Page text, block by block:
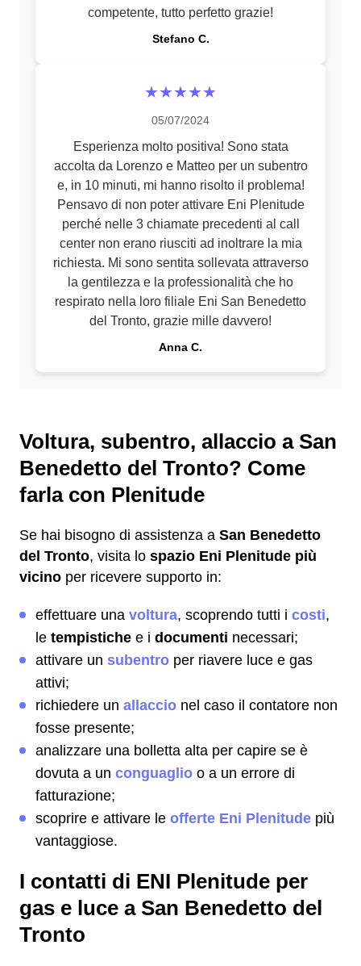
competente, tutto perfetto grazie!
Stefano C.
★★★★★
05/07/2024
Esperienza molto positiva! Sono stata
accolta da Lorenzo e Matteo per un subentro
e, in 10 minuti, mi hanno risolto il problema!
Pensavo di non poter attivare Eni Plenitude
perché nelle 3 chiamate precedenti al call
center non erano riusciti ad inoltrare la mia
richiesta. Mi sono sentita sollevata attraverso
la gentilezza e la professionalità che ho
respirato nella loro filiale Eni San Benedetto
del Tronto, grazie mille davvero!
Anna C.
Voltura, subentro, allaccio a San
Benedetto del Tronto? Come
farla con Plenitude
Se hai bisogno di assistenza a San Benedetto
del Tronto, visita lo spazio Eni Plenitude più
vicino per ricevere supporto in:
effettuare una voltura, scoprendo tutti i costi,
le tempistiche e i documenti necessari;
attivare un subentro per riavere luce e gas
attivi;
richiedere un allaccio nel caso il contatore non
fosse presente;
analizzare una bolletta alta per capire se è
dovuta a un conguaglio o a un errore di
fatturazione;
scoprire e attivare le offerte Eni Plenitude più
vantaggiose.
I contatti di ENI Plenitude per
gas e luce a San Benedetto del
Tronto